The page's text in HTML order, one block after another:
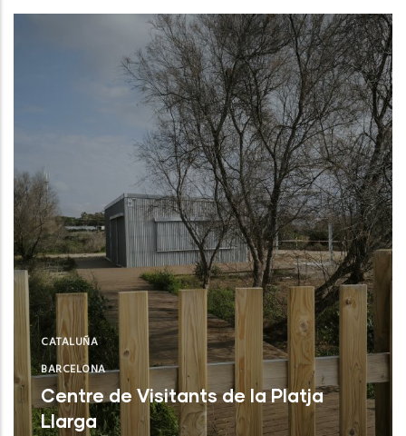
CATALUÑA
BARCELONA
Centre de Visitants de la Platja
Llarga